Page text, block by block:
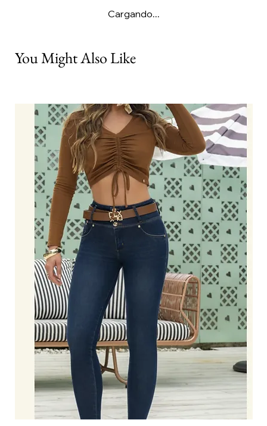
Cargando...
You Might Also Like